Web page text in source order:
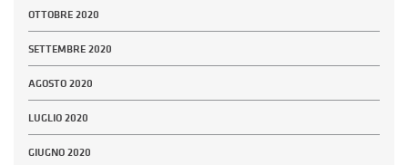
OTTOBRE 2020
SETTEMBRE 2020
AGOSTO 2020
LUGLIO 2020
GIUGNO 2020